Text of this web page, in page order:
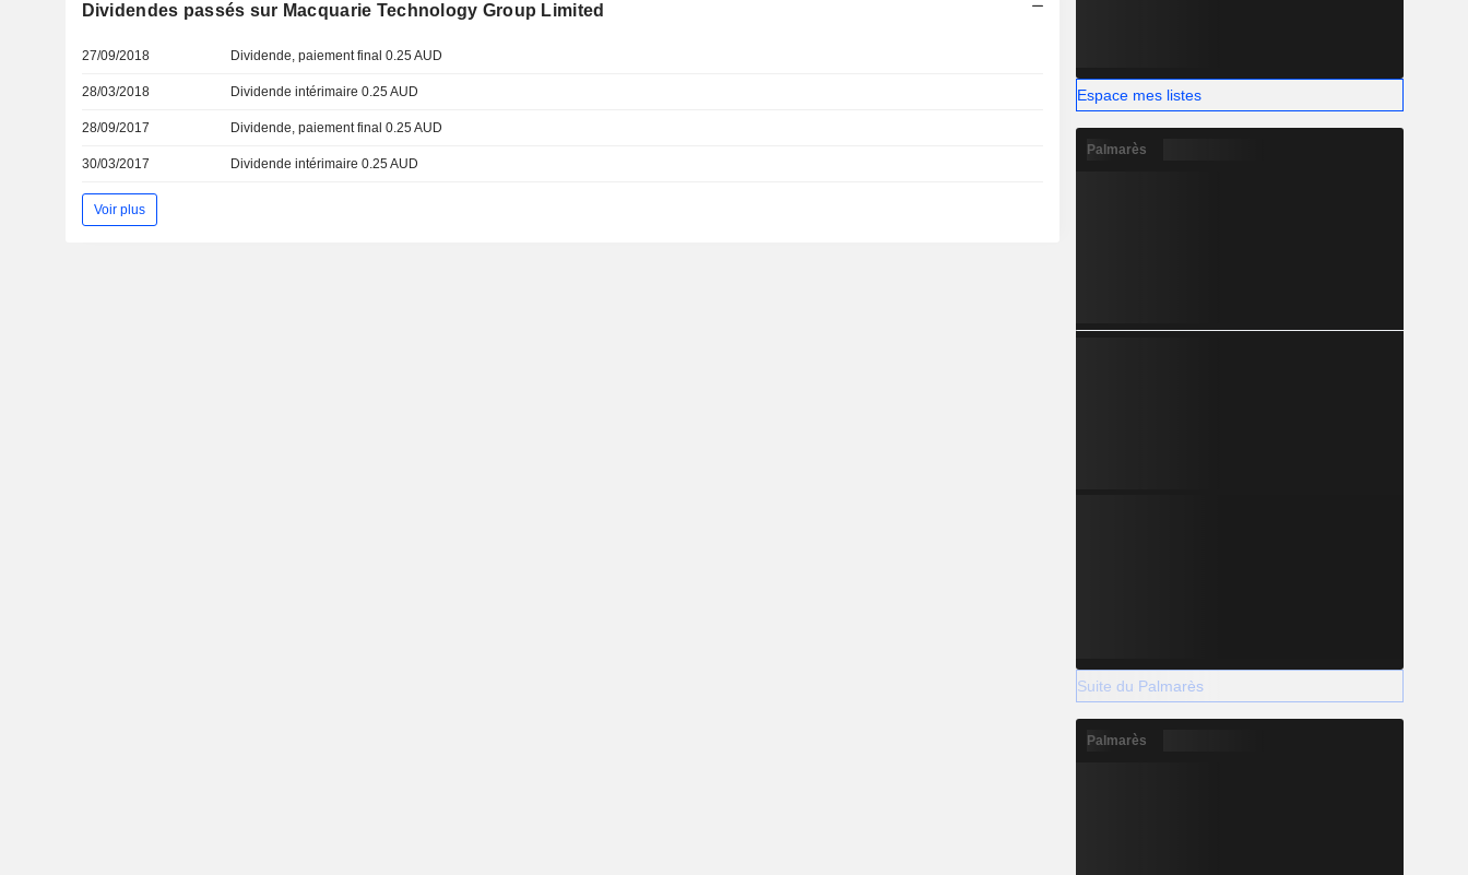
Dividendes passés sur Macquarie Technology Group Limited
27/09/2018 Dividende, paiement final 0.25 AUD
28/03/2018 Dividende intérimaire 0.25 AUD
28/09/2017 Dividende, paiement final 0.25 AUD
30/03/2017 Dividende intérimaire 0.25 AUD
Voir plus
Espace mes listes
Palmarès
Suite du Palmarès
Palmarès